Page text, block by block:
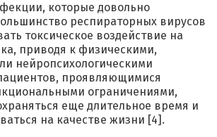
которые довольно
респираторных вирусов
токсическое воздействие на
приводя к физическими,
нейропсихологическими
проявляющимися
ограничениями,
еще длительное время и
на качестве жизни [4].